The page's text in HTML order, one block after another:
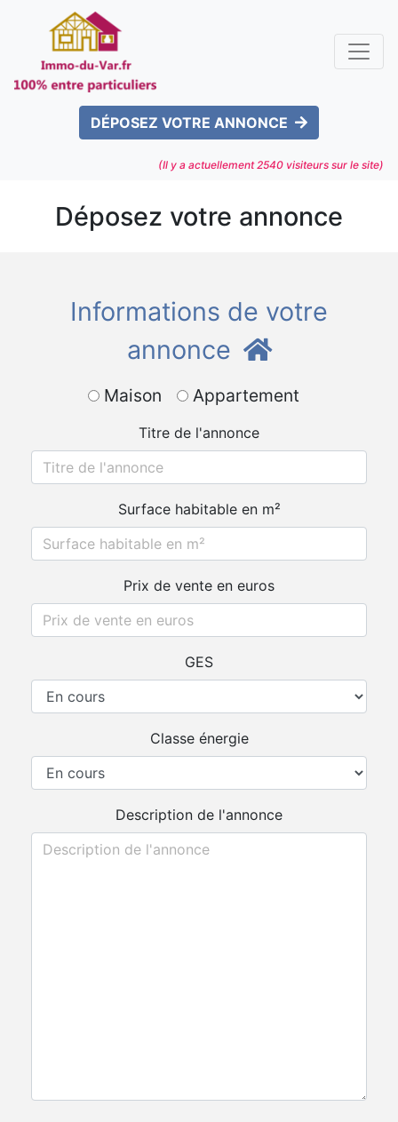
DÉPOSEZ VOTRE ANNONCE
(Il y a actuellement2540 visiteurs sur le site)
Déposez votre annonce
Informations de votre
annonce
Maison Appartement
Titre de l'annonce
Surface habitable en m²
Prix de vente en euros
GES
Classe énergie
Description de l'annonce